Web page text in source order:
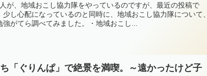
が、地域おこし協力隊をやっているのですが、最近の投稿で
し心配になっているのと同時に、地域おこし協力隊について、
がてら調べてみました。・地域おこし...
「ぐりんぱ」で絶景を満喫。～遠かったけど子